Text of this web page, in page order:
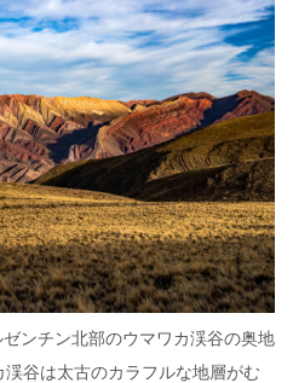
ンチン北部のウマワカ渓谷の奥地
谷は太古のカラフルな地層がむ